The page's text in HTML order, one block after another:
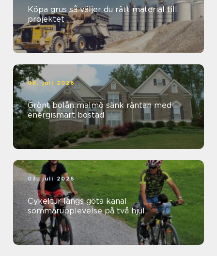
Köpa grus så väljer du rätt material till
projektet
08. juli 2026
Grönt bolån malmö sänk räntan med
energismart bostad
03. juli 2026
Cykeltur längs göta kanal
sommarupplevelse på två hjul